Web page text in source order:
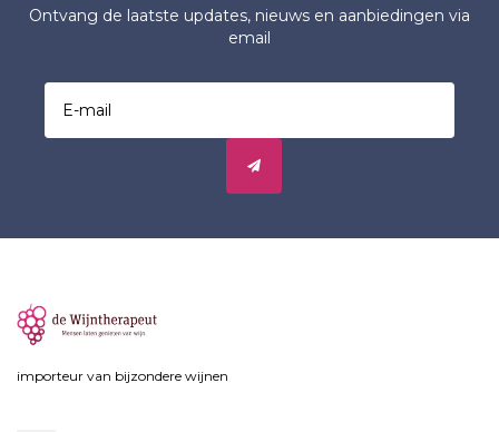
Ontvang de laatste updates, nieuws en aanbiedingen via
email
importeur van bijzondere wijnen